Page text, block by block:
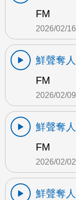
FM
2026/02/16
鮮聲奪人
FM
2026/02/09
鮮聲奪人
FM
2026/02/02
鮮聲奪人